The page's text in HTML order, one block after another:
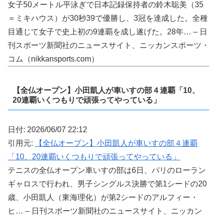
女子50メートル平泳ぎで日本記録保持者の鈴木聡美（35
＝ミキハウス）が30秒39で優勝し、3冠を達成した。全種
目通じて女子で史上初の9連覇を成し遂げた。28年… – 日
刊スポーツ新聞社のニュースサイト、ニッカンスポーツ・
コム（nikkansports.com）
【全仏オープン】小田凱人が車いすの部４連覇「10、
20連覇いくつもりで頑張ってやっている」
日付: 2026/06/07 22:12
引用元:
【全仏オープン】小田凱人が車いすの部４連覇
「10、20連覇いくつもりで頑張ってやっている」
テニスの全仏オープン車いすの部は6日、パリのローラン
ギャロスで行われ、男子シングルス決勝で第1シードの20
歳、小田凱人（東海理化）が第2シードのアルフィー・
ヒ… – 日刊スポーツ新聞社のニュースサイト、ニッカン